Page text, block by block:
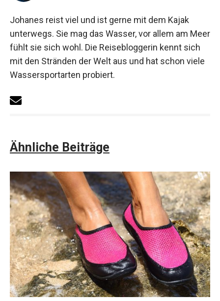
Johanes reist viel und ist gerne mit dem Kajak
unterwegs. Sie mag das Wasser, vor allem am Meer
fühlt sie sich wohl. Die Reisebloggerin kennt sich
mit den Stränden der Welt aus und hat schon viele
Wassersportarten probiert.
Ähnliche Beiträge